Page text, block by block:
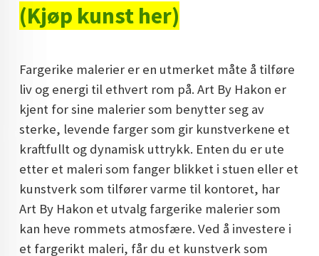
POP ART
MALERIER TIL SALGS
KUNST
KUNSTNER BLOGG - EN KUNSTNERS DAGBOK
STORE MALERIER TIL STUE
NORSK KUNST
DOPAMIN DECOR NORGE
(Kjøp kunst her)
Fargerike malerier er en utmerket måte å tilføre
liv og energi til ethvert rom på. Art By Hakon er
kjent for sine malerier som benytter seg av
sterke, levende farger som gir kunstverkene et
kraftfullt og dynamisk uttrykk. Enten du er ute
etter et maleri som fanger blikket i stuen eller et
kunstverk som tilfører varme til kontoret, har
Art By Hakon et utvalg fargerike malerier som
kan heve rommets atmosfære. Ved å investere i
et fargerikt maleri, får du et kunstverk som